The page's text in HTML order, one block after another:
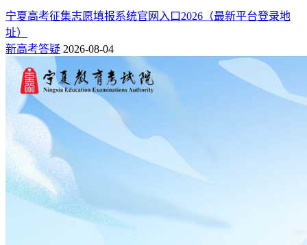
（图：仪器类专业大学推荐）
1、640分以上高分段：顶尖学科强校，直通高端研发
北航、天津大学、华中科技大学，仪器学科全国顶尖，毕业生
大量输送航天、光刻机、精密仪器研发领域，保研、头部企业
校招优势显著。
2、600-630分中高分段：军工特色名校，校招资源充足
南京理工大学、合肥工业大学，自带军工、智能制造行业资
源，航天、半导体企业每年定点进校招聘，就业认可度高。
宁夏高考征集志愿填报系统官网入口2026（最新平台登录地
址）
新高考答疑 2026-08-04